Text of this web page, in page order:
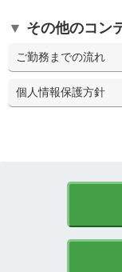
その他のコン
ご勤務までの流れ
個人情報保護方針